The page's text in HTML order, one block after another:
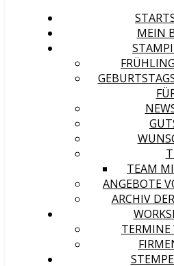
MEIN
TEAM
ANGEBOTE
ARCHIV
TERMINE